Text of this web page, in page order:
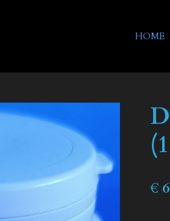
HOME
€